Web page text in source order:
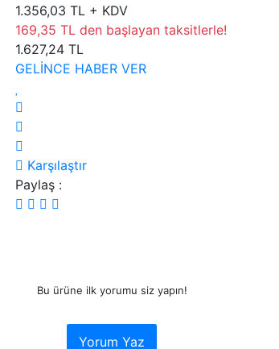
1.356,03 TL + KDV
169,35 TL den başlayan taksitlerle!
1.627,24 TL
GELİNCE HABER VER
Karşılaştır
Paylaş :
Bu ürüne ilk yorumu siz yapın!
Yorum Yaz